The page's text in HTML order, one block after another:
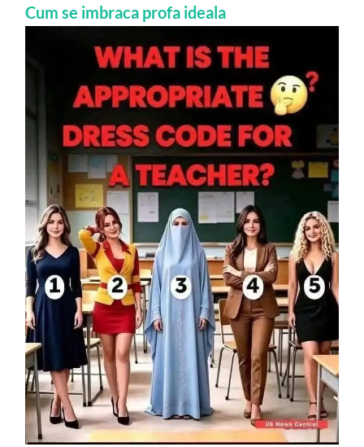
Cum se imbraca profa ideala